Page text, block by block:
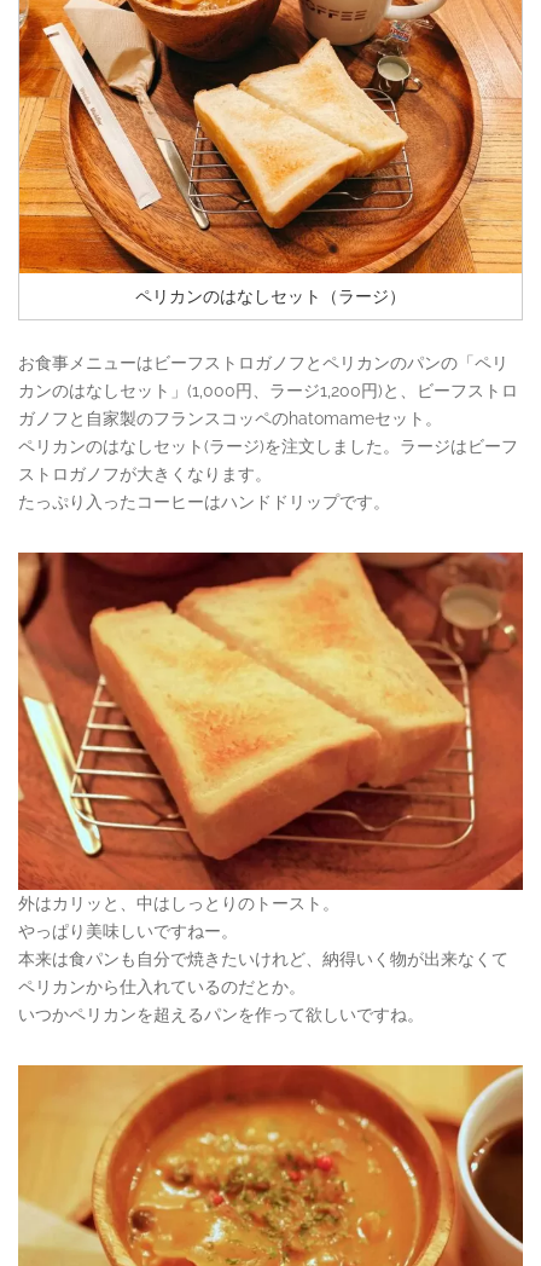
ペリカンのはなしセット（ラージ）
お食事メニューはビーフストロガノフとペリカンのパンの「ペリ
カンのはなしセット」(1,000円、ラージ1,200円)と、ビーフストロ
ガノフと自家製のフランスコッペのhatomameセット。
ペリカンのはなしセット(ラージ)を注文しました。ラージはビーフ
ストロガノフが大きくなります。
たっぷり入ったコーヒーはハンドドリップです。
外はカリッと、中はしっとりのトースト。
やっぱり美味しいですねー。
本来は食パンも自分で焼きたいけれど、納得いく物が出来なくて
ペリカンから仕入れているのだとか。
いつかペリカンを超えるパンを作って欲しいですね。